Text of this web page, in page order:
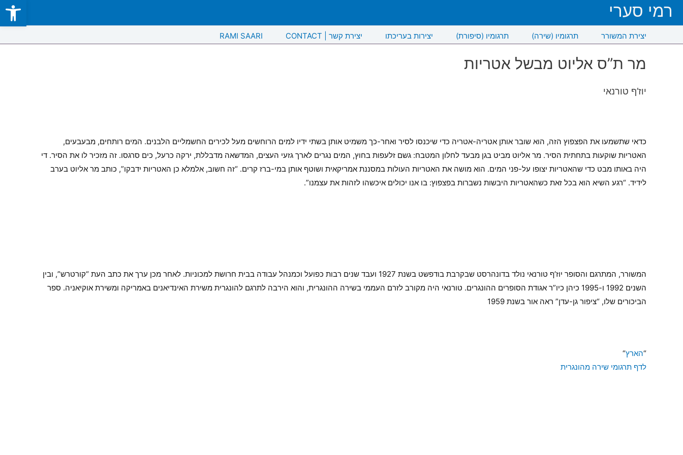
Open toolbar
Skip
רמי סערי
RAMI SAARI CONTACT | יצירת קשר יצירות בעריכתו תרגומיו (סיפורת) תרגומיו (שירה) יצירת המשורר
מר ת”ס אליוט מבשל אטריות
יוז’ף טורנאי
כדאי שתשמעו את הפצפוץ הזה, הוא שובר אותן אטריה-אטריה כדי שיכנסו לסיר ואחר-כך משמיט אותן בשתי ידיו למים הרוחשים מעל לכירים החשמליים הלבנים. המים רותחים, מבעבעים,
האטריות שוקעות בתחתית הסיר. מר אליוט מביט בגן מבעד לחלון המטבח: גשם זלעפות בחוץ, המים נגרים לארך גזעי העצים, המדשאה מדבללת, ירקה כרעל, כים סרגסו. זה מזכיר לו את הסיר. די
היה באותו מבט כדי שהאטריות יצופו על-פני המים. הוא מושה את האטריות העולות במסננת אמריקאית ושוטף אותן במי-ברז קרים. “זה חשוב, אלמלא כן האטריות ידבקו”, כותב מר אליוט בערב
לידיד. “רגע השיא הוא בכל זאת כשהאטריות היבשות נשברות בפצפוץ: בו אנו יכולים איכשהו לזהות את עצמנו”.
המשורר, המתרגם והסופר יוז’ף טורנאי נולד בדונהרסט שבקרבת בודפשט בשנת 1927 ועבד שנים רבות כפועל וכמנהל עבודה בבית חרושת למכוניות. לאחר מכן ערך את כתב העת “קורטרש”, ובין
השנים 1992 ו-1995 כיהן כיו”ר אגודת הסופרים ההונגרים. טורנאי היה מקורב לזרם העממי בשירה ההונגרית, והוא הירבה לתרגם להונגרית משירת האינדיאנים באמריקה ומשירת אוקיאניה. ספר
הביכורים שלו, “ציפור גן-עדן” ראה אור בשנת 1959
“הארץ“
לדף תרגומי שירה מהונגרית